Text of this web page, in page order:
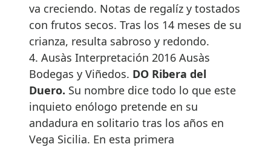
va creciendo. Notas de regalíz y tostados
con frutos secos. Tras los 14 meses de su
crianza, resulta sabroso y redondo.
4. Ausàs Interpretación 2016 Ausàs
Bodegas y Viñedos. DO Ribera del
Duero. Su nombre dice todo lo que este
inquieto enólogo pretende en su
andadura en solitario tras los años en
Vega Sicilia. En esta primera